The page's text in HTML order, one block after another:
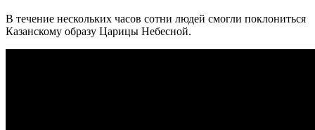
В течение нескольких часов сотни людей смогли поклониться
Казанскому образу Царицы Небесной.